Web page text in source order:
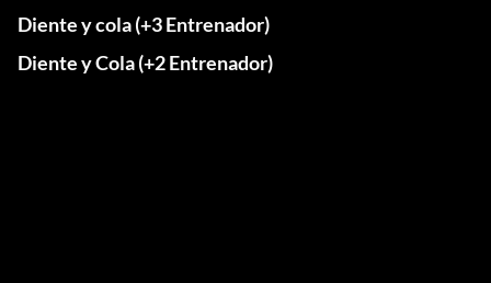
Diente y cola (+3 Entrenador)
Diente y Cola (+2 Entrenador)